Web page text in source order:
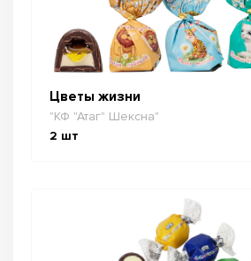
Цветы жизни
"КФ "Атаг" Шексна"
2 шт